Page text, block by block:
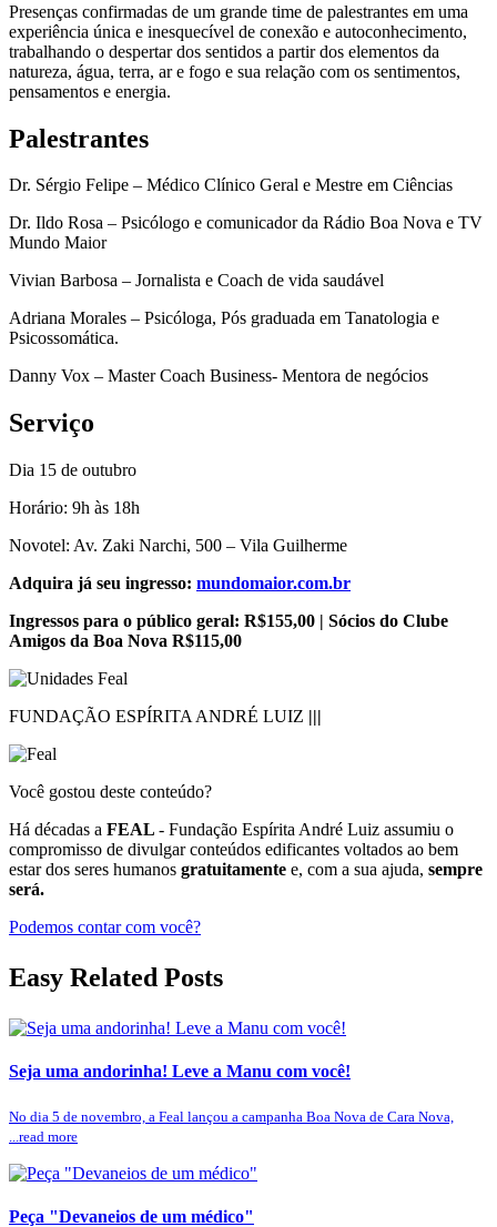
Presenças confirmadas de um grande time de palestrantes em uma
experiência única e inesquecível de conexão e autoconhecimento,
trabalhando o despertar dos sentidos a partir dos elementos da
natureza, água, terra, ar e fogo e sua relação com os sentimentos,
pensamentos e energia.
Palestrantes
Dr. Sérgio Felipe – Médico Clínico Geral e Mestre em Ciências
Dr. Ildo Rosa – Psicólogo e comunicador da Rádio Boa Nova e TV
Mundo Maior
Vivian Barbosa – Jornalista e Coach de vida saudável
Adriana Morales – Psicóloga, Pós graduada em Tanatologia e
Psicossomática.
Danny Vox – Master Coach Business- Mentora de negócios
Serviço
Dia 15 de outubro
Horário: 9h às 18h
Novotel: Av. Zaki Narchi, 500 – Vila Guilherme
Adquira já seu ingresso: mundomaior.com.br
Ingressos para o público geral: R$155,00 | Sócios do Clube
Amigos da Boa Nova R$115,00
FUNDAÇÃO ESPÍRITA ANDRÉ LUIZ |||
Você gostou deste conteúdo?
Há décadas a FEAL - Fundação Espírita André Luiz assumiu o
compromisso de divulgar conteúdos edificantes voltados ao bem
estar dos seres humanos gratuitamente e, com a sua ajuda, sempre
será.
Podemos contar com você?
Easy Related Posts
Seja uma andorinha! Leve a Manu com você!
No dia 5 de novembro, a Feal lançou a campanha Boa Nova de Cara Nova,
...read more
Peça "Devaneios de um médico"